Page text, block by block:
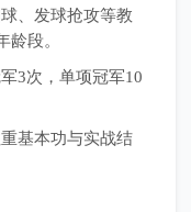
、发球抢攻等教
龄段。
3次，单项冠军10
基本功与实战结